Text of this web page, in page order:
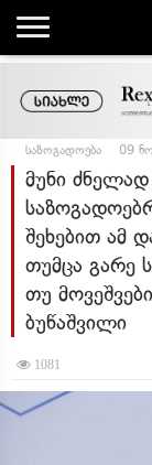
საზოგადოება 09
მუნი
შეხებით ამ
თუმცა გარე
თუ
ბუწაშვილი
1081